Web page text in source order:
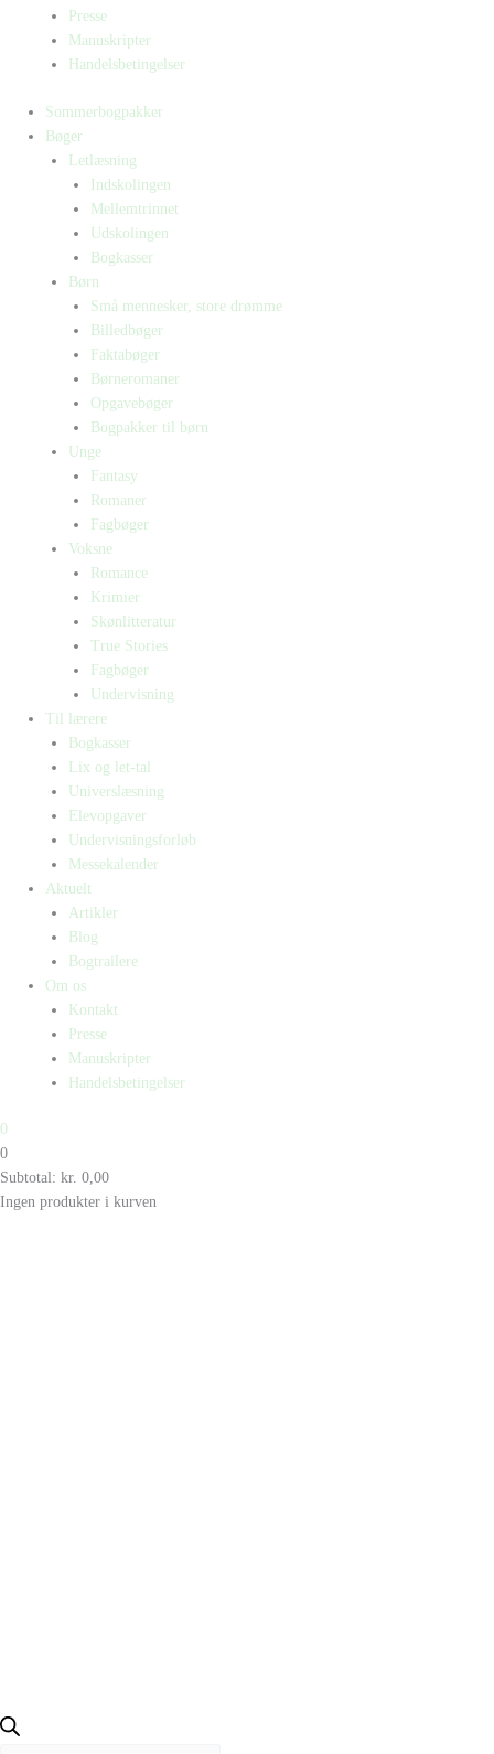
Presse
Manuskripter
Handelsbetingelser
Sommerbogpakker
Bøger
Letlæsning
Indskolingen
Mellemtrinnet
Udskolingen
Bogkasser
Børn
Små mennesker, store drømme
Billedbøger
Faktabøger
Børneromaner
Opgavebøger
Bogpakker til børn
Unge
Fantasy
Romaner
Fagbøger
Voksne
Romance
Krimier
Skønlitteratur
True Stories
Fagbøger
Undervisning
Til lærere
Bogkasser
Lix og let-tal
Universlæsning
Elevopgaver
Undervisningsforløb
Messekalender
Aktuelt
Artikler
Blog
Bogtrailere
Om os
Kontakt
Presse
Manuskripter
Handelsbetingelser
0
0
Subtotal: kr. 0,00
Ingen produkter i kurven